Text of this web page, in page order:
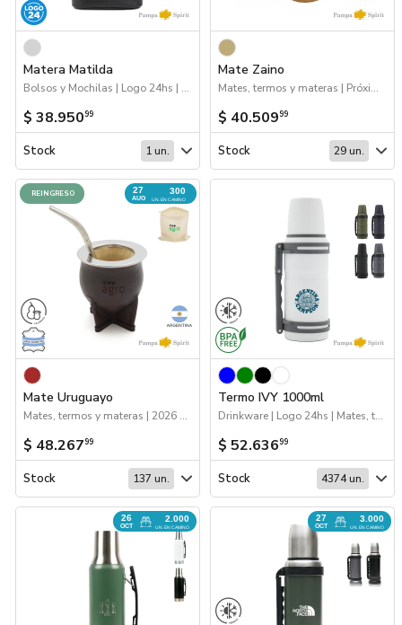
Matera Matilda
Bolsos y Mochilas | Logo 24hs | Mates, termos y materas | 2026 Reingresos
$ 38.95099
Stock 1 un.
Mate Zaino
Mates, termos y materas | Próximos Arribos
$ 40.50999
Stock 29 un.
27
AUG
300
UN. EN CAMINO
REINGRESO
Mate Uruguayo
Mates, termos y materas | 2026 Reingresos | Próximos Arribos
$ 48.26799
Stock 137 un.
Termo IVY 1000ml
Drinkware | Logo 24hs | Mates, termos y materas
$ 52.63699
Stock 4374 un.
26
OCT
2.000
UN. EN CAMINO
27
OCT
3.000
UN. EN CAMINO